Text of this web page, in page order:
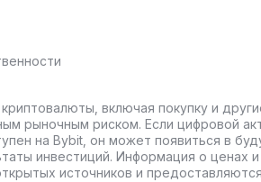
включая покупку и
рыночным риском. Если цифровой
на Bybit, он может появиться в
инвестиций. Информация о ценах
источников и